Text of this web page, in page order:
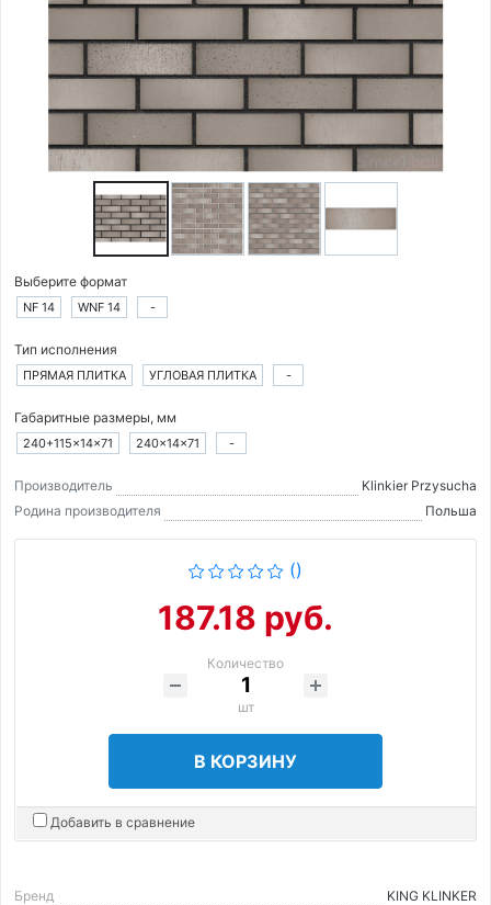
Выберите формат
NF 14 WNF 14 -
Тип исполнения
ПРЯМАЯ ПЛИТКА УГЛОВАЯ ПЛИТКА -
Габаритные размеры, мм
240+115×14×71 240×14×71 -
Производитель
Klinkier Przysucha
Родина производителя
Польша
()
187.18 руб.
Количество
шт
В КОРЗИНУ
Добавить в сравнение
Бренд
KING KLINKER